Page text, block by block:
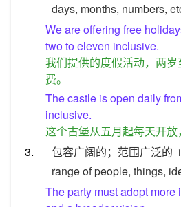
days, months, numbers,
We are offering free
two to eleven inclusive.
我们提供的度假活动，两
费。
The castle is open daily
inclusive.
这个古堡从五月起每天开放
3.
包容广阔的；范围广泛的
range of people, things,
The party must adopt